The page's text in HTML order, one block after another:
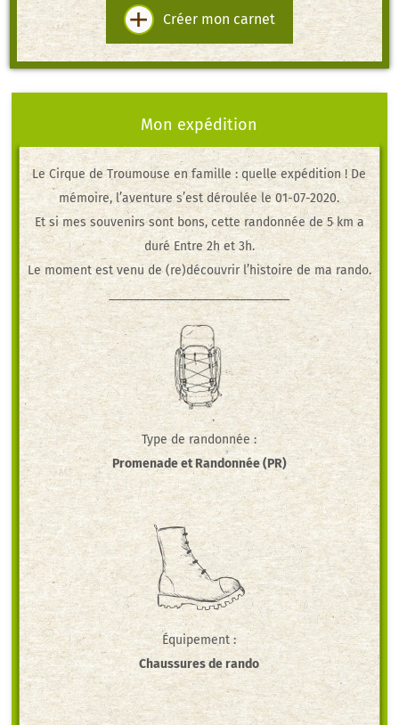
Créer mon carnet
Mon expédition
Le Cirque de Troumouse en famille : quelle expédition ! De
mémoire, l’aventure s’est déroulée le 01-07-2020.
Et si mes souvenirs sont bons, cette randonnée de 5 km a
duré Entre 2h et 3h.
Le moment est venu de (re)découvrir l’histoire de ma rando.
_____________________________
Type de randonnée :
Promenade et Randonnée (PR)
Équipement :
Chaussures de rando